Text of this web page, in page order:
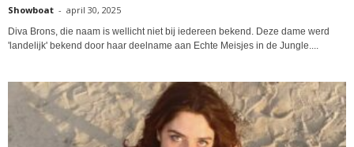
Showboat - april 30, 2025
Diva Brons, die naam is wellicht niet bij iedereen bekend. Deze dame werd
'landelijk' bekend door haar deelname aan Echte Meisjes in de Jungle....